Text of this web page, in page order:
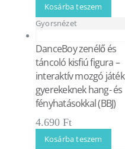
Kosárba teszem
Gyorsnézet
DanceBoy zenélő és
táncoló kisfiú figura –
interaktív mozgó játék
gyerekeknek hang- és
fényhatásokkal (BBJ)
4.690 Ft
Kosárba teszem